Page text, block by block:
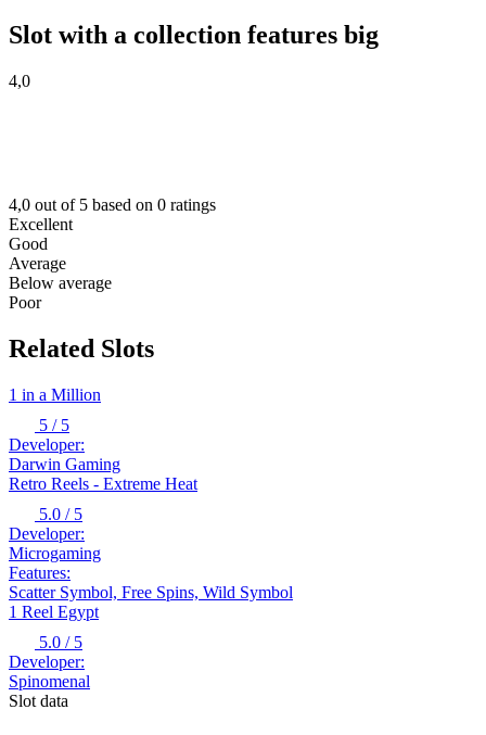
Slot with a collection features big
4,0
4,0 out of 5 based on 0 ratings
Excellent
Good
Average
Below average
Poor
Related Slots
1 in a Million
5 / 5
Developer:
Darwin Gaming
Retro Reels - Extreme Heat
5.0 / 5
Developer:
Microgaming
Features:
Scatter Symbol, Free Spins, Wild Symbol
1 Reel Egypt
5.0 / 5
Developer:
Spinomenal
Slot data